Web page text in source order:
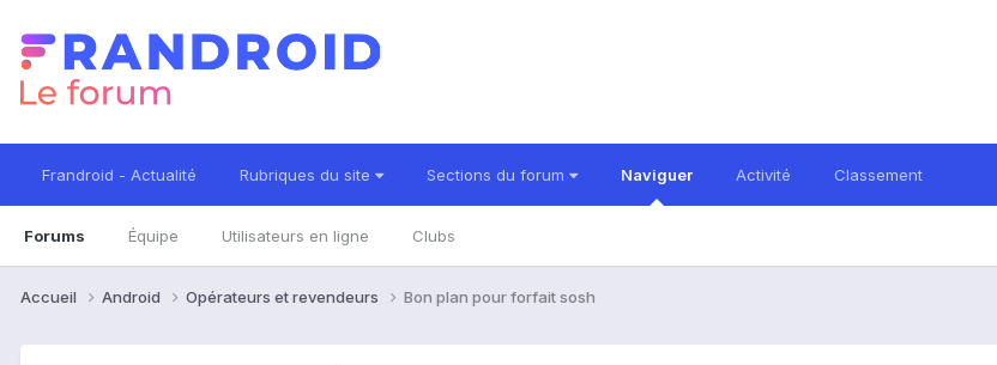
Frandroid - Actualité Rubriques du site Sections du forum Naviguer
Forums Équipe Utilisateurs en ligne Clubs
Activité Classement
Accueil Android Opérateurs et revendeurs Bon plan pour forfait sosh